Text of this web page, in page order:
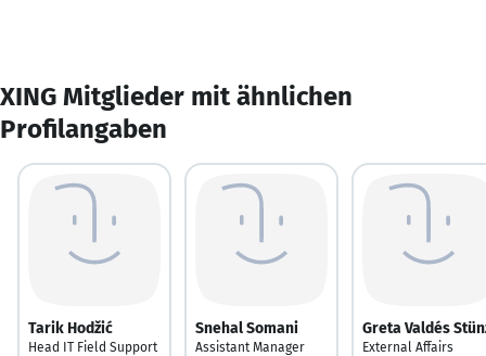
XING Mitglieder mit ähnlichen
Profilangaben
Tarik Hodžić
Head IT Field Support
Snehal Somani
Assistant Manager
Greta Valdés
External Affairs